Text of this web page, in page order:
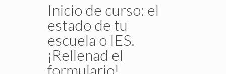
Inicio de curso: el
estado de tu
escuela o IES.
¡Rellenad el
formulario!